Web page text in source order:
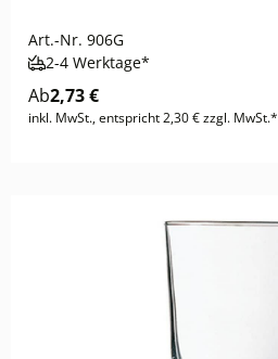
Art.-Nr. 906G
2-4 Werktage*
Ab2,73 €
inkl. MwSt., entspricht 2,30 € zzgl. MwSt.*